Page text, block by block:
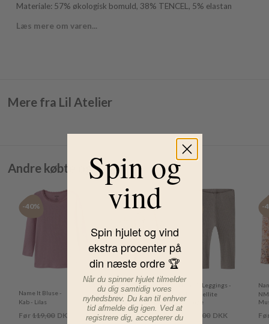
Materiale: 57% økologisk bomuld, 38% TENCEL, 5% elastan
Læs mere om varen...
Mere fra Lil Atelier
Andre købte også
-40%
Name It Bluse -
Kab - Lilas
Før 119,00DKK
-50%
Name It Kjole -
nmfFalca - Peyote
Melange
Før229,00DKK
Name It Leggings -
Kab - Satellite
Melange
Før 99,00 DKK
-
Spin og
vind
Spin hjulet og vind
ekstra procenter på
din næste ordre 🏆
Når du spinner hjulet tilmelder
du dig samtidig vores
nyhedsbrev. Du kan til enhver
tid afmelde dig igen. Ved at
registrere dig, accepterer du